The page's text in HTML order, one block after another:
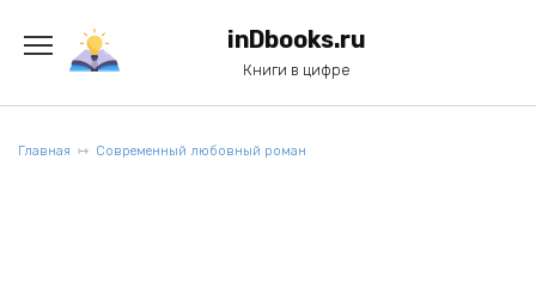
содержанию
inDbooks.ru
Книги в цифре
Главная Современный любовный роман